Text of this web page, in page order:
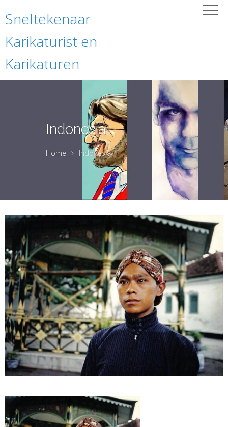
Sneltekenaar
Karikaturist en
Karikaturen
Indonesia
Home Indonesia